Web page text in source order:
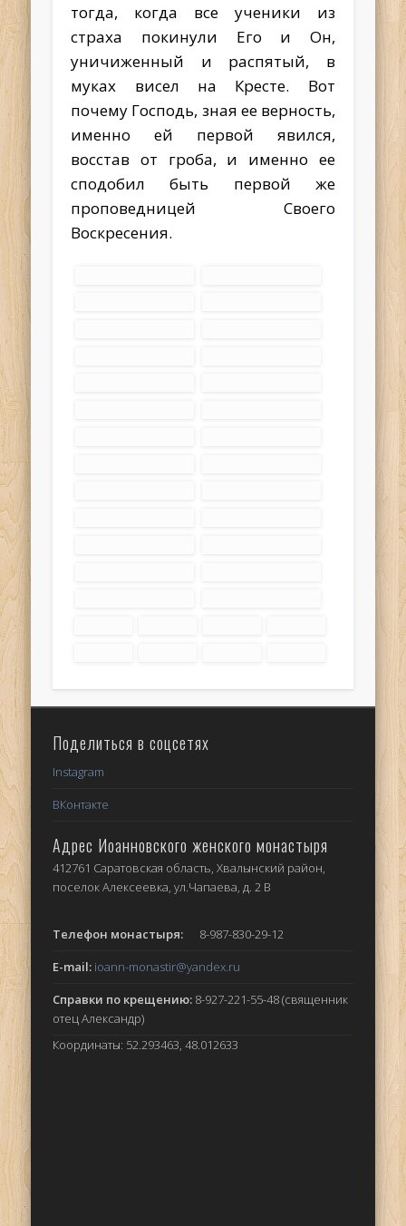
тогда, когда все ученики из
страха покинули Его и Он,
уничиженный и распятый, в
муках висел на Кресте. Вот
почему Господь, зная ее верность,
именно ей первой явился,
восстав от гроба, и именно ее
сподобил быть первой же
проповедницей Своего
Воскресения.
Поделиться в соцсетях
Instagram
ВКонтакте
Адрес Иоанновского женского монастыря
412761 Саратовская область, Хвалынский район,
поселок Алексеевка, ул.Чапаева, д. 2 В
Телефон монастыря:
8-987-830-29-12
E-mail: ioann-monastir@yandex.ru
Справки по крещению: 8-927-221-55-48 (священник
отец Александр)
Координаты: 52.293463, 48.012633